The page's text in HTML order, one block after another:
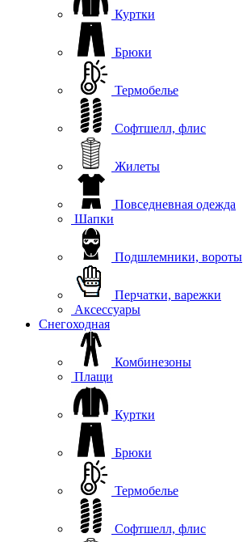
Куртки
Брюки
Термобелье
Софтшелл, флис
Жилеты
Повседневная одежда
Шапки
Подшлемники, вороты
Перчатки, варежки
Аксессуары
Снегоходная
Комбинезоны
Плащи
Куртки
Брюки
Термобелье
Софтшелл, флис